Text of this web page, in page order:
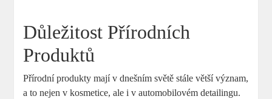
Důležitost Přírodních
Produktů
Přírodní produkty mají v dnešním světě stále větší význam,
a to nejen v kosmetice, ale i v automobilovém detailingu.